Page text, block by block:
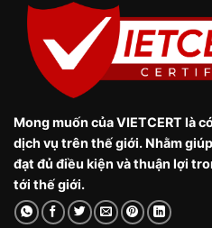
Mong muốn của VIETCERT là
dịch vụ trên thế giới. Nhằm
đạt đủ điều kiện và thuận lợi
tới thế giới.